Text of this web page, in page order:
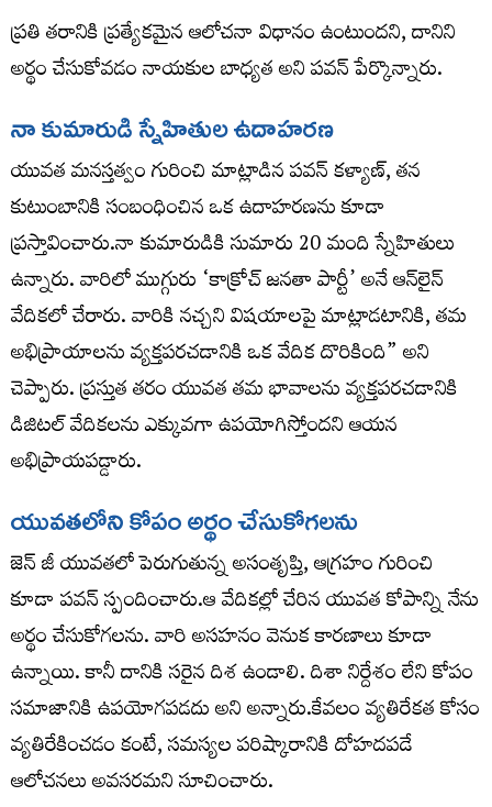
ప్రతి తరానికి ప్రత్యేకమైన ఆలోచనా విధానం ఉంటుందని, దానిని
అర్థం చేసుకోవడం నాయకుల బాధ్యత అని పవన్ పేర్కొన్నారు.
నా కుమారుడి స్నేహితుల ఉదాహరణ
యువత మనస్తత్వం గురించి మాట్లాడిన పవన్ కళ్యాణ్, తన
కుటుంబానికి సంబంధించిన ఒక ఉదాహరణను కూడా
ప్రస్తావించారు.నా కుమారుడికి సుమారు 20 మంది స్నేహితులు
ఉన్నారు. వారిలో ముగ్గురు ‘కాక్రోచ్ జనతా పార్టీ’ అనే ఆన్‌లైన్
వేదికలో చేరారు. వారికి నచ్చని విషయాలపై మాట్లాడటానికి, తమ
అభిప్రాయాలను వ్యక్తపరచడానికి ఒక వేదిక దొరికింది” అని
చెప్పారు. ప్రస్తుత తరం యువత తమ భావాలను వ్యక్తపరచడానికి
డిజిటల్ వేదికలను ఎక్కువగా ఉపయోగిస్తోందని ఆయన
అభిప్రాయపడ్డారు.
యువతలోని కోపం అర్థం చేసుకోగలను
జెన్ జీ యువతలో పెరుగుతున్న అసంతృప్తి, ఆగ్రహం గురించి
కూడా పవన్ స్పందించారు.ఆ వేదికల్లో చేరిన యువత కోపాన్ని నేను
అర్థం చేసుకోగలను. వారి అసహనం వెనుక కారణాలు కూడా
ఉన్నాయి. కానీ దానికి సరైన దిశ ఉండాలి. దిశా నిర్దేశం లేని కోపం
సమాజానికి ఉపయోగపడదు అని అన్నారు.కేవలం వ్యతిరేకత కోసం
వ్యతిరేకించడం కంటే, సమస్యల పరిష్కారానికి దోహదపడే
ఆలోచనలు అవసరమని సూచించారు.